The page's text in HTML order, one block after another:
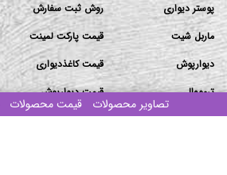
پوستر دیواری
ماربل شیت
دیوارپوش
ترمووال
روش ثبت سفارش
قیمت پارکت لمینت
قیمت کاغذدیواری
قیمت دیوارپوش
تصاویر محصولات قیمت محصولات